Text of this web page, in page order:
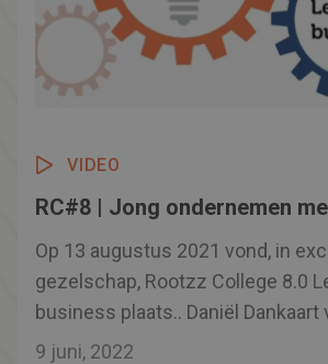
VIDEO
RC#8 | Jong ondernemen
Op 13 augustus 2021 vond, in
gezelschap, Rootzz College 8.0
business plaats.. Daniël Dankaart
Relounge neemt ons mee in zijn
9 juni, 2022